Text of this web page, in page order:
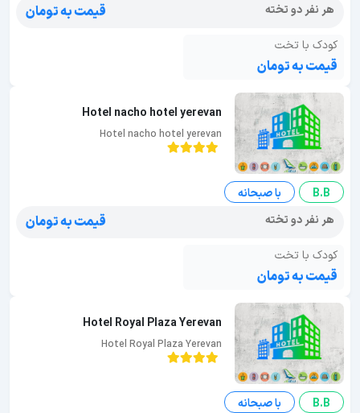
هر نفر دو تخته
قیمت به تومان
کودک با تخت
قیمت به تومان
Hotel nacho hotel yerevan
Hotel nacho hotel yerevan
B.B
با صبحانه
هر نفر دو تخته
قیمت به تومان
کودک با تخت
قیمت به تومان
Hotel Royal Plaza Yerevan
Hotel Royal Plaza Yerevan
B.B
با صبحانه